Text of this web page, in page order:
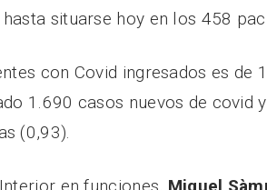
situarse hoy en los 458
con Covid ingresados es de
1.690 casos nuevos de
(0,93).